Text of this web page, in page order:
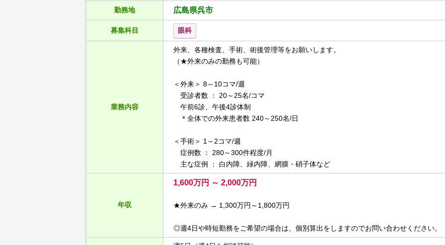
勤務地 広島県呉市
募集科目 眼科
業務内容
外来、各種検査、手術、術後管理等をお願いします。
（★外来のみの勤務も可能）
＜外来＞ 8～10コマ/週
受診者数 ： 20～25名/コマ
午前6診、午後4診体制
＊全体での外来患者数 240～250名/日
＜手術＞ 1～2コマ/週
症例数 ： 280～300件程度/月
主な症例 ： 白内障、緑内障、網膜・硝子体など
年収
1,600万円 ～ 2,000万円
★外来のみ → 1,300万円～1,800万円
◎週4日や時短勤務をご希望の場合は、個別算出をしますのでお問い合わせください。